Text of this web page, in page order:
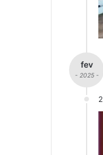
fev
- 2025 -